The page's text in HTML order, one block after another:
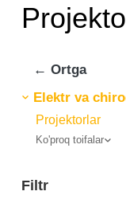
← Ortga
Elektr va
Projektorlar
Ko'proq toifalar
Filtr